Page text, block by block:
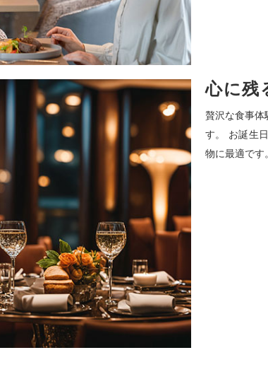
心に残
贅沢な食事体
す。 お誕生
物に最適です